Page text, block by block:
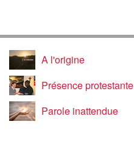
A l'origine
Présence protestante
Parole inattendue